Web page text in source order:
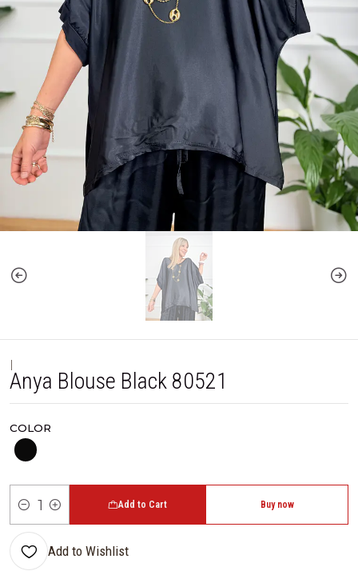
|
Anya Blouse Black 80521
COLOR
Quantity
Add to Cart Buy now
Add to Wishlist